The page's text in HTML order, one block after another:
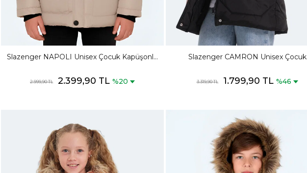
Slazenger NAPOLI Unisex Çocuk Kapüşonlu
2.999,90 TL 2.399,90 TL %20
Slazenger CAMRON Unisex Çocuk
3.319,90 TL 1.799,90 TL %46